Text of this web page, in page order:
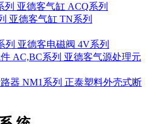
亚德客气缸 ACQ系列
亚德客气缸 TN系列
亚德客电磁阀 4V系列
亚德客气源处理元
正泰塑料外壳式断